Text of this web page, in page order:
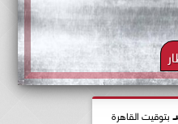
بتوقيت القاهرة